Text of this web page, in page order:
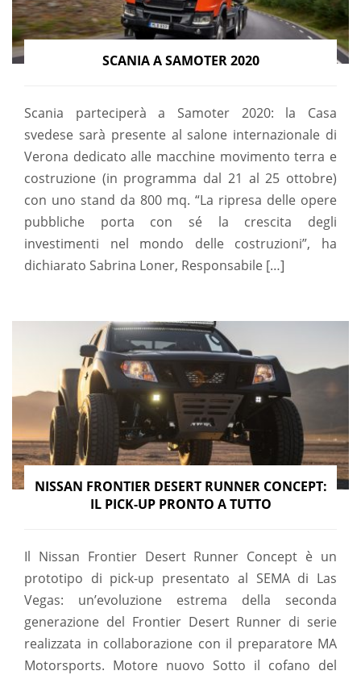
SCANIA A SAMOTER 2020
Scania parteciperà a Samoter 2020: la Casa
svedese sarà presente al salone internazionale di
Verona dedicato alle macchine movimento terra e
costruzione (in programma dal 21 al 25 ottobre)
con uno stand da 800 mq. “La ripresa delle opere
pubbliche porta con sé la crescita degli
investimenti nel mondo delle costruzioni”, ha
dichiarato Sabrina Loner, Responsabile […]
NISSAN FRONTIER DESERT RUNNER CONCEPT:
IL PICK-UP PRONTO A TUTTO
Il Nissan Frontier Desert Runner Concept è un
prototipo di pick-up presentato al SEMA di Las
Vegas: un’evoluzione estrema della seconda
generazione del Frontier Desert Runner di serie
realizzata in collaborazione con il preparatore MA
Motorsports. Motore nuovo Sotto il cofano del